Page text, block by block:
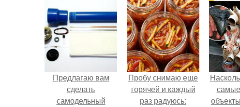
Предлагаю вам
сделать
самодельный
Пробу снимаю еще
горячей и каждый
раз радуюсь: